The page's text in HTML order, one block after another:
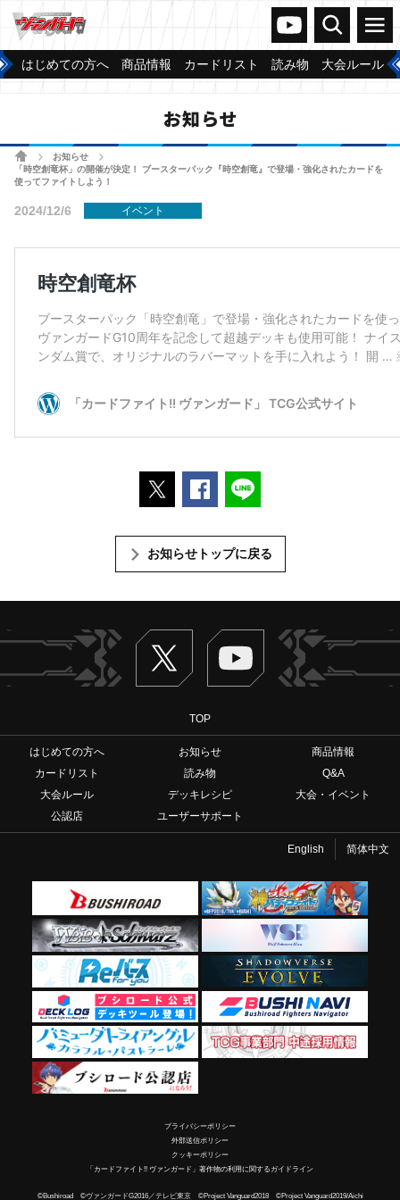
ヴァンガードch
検索 メニュー
はじめての方へ 商品情報 カードリスト 読み物 大会ルール
お知らせ
ホームお知らせ
「時空創竜杯」の開催が決定！ ブースターパック『時空創竜』で登場・強化されたカードを
使ってファイトしよう！
2024/12/6 イベント
ポストするFacebookでシェアする
お知らせトップに戻る
Twitter ヴァンガードch
TOP
はじめての方へ お知らせ
商品情報
カードリスト
読み物
Q&A
大会ルール
デッキレシピ
大会・イベント
公認店
ユーザーサポート
English 简体中文
プライバシーポリシー
外部送信ポリシー
クッキーポリシー
「カードファイト!! ヴァンガード」著作物の利用に関するガイドライン
©Bushiroad ©ヴァンガードG2016／テレビ東京 ©Project Vanguard2018 ©Project Vanguard2019/Aichi